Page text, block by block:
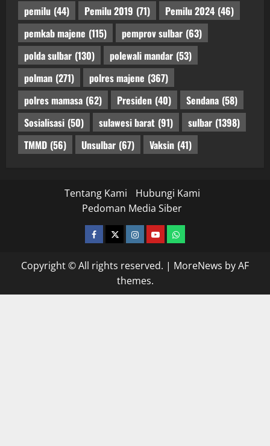
pemilu (44) Pemilu 2019 (71) Pemilu 2024 (46)
pemkab majene (115) pemprov sulbar (63)
polda sulbar (130) polewali mandar (53)
polman (271) polres majene (367)
polres mamasa (62) Presiden (40) Sendana (58)
Sosialisasi (50) sulawesi barat (91) sulbar (1398)
TMMD (56) Unsulbar (67) Vaksin (41)
Tentang Kami
Hubungi Kami
Pedoman Media Siber
facebooktwitterinstagram.com
youtubewhatsapp
Copyright © All rights reserved. | MoreNews by AF
themes.